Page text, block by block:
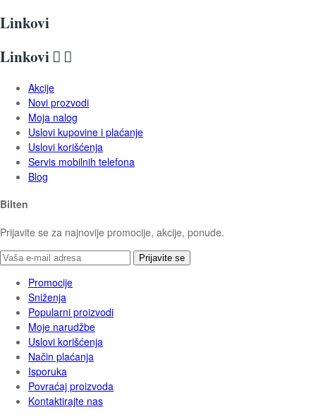
Linkovi
Linkovi  
Akcije
Novi prozvodi
Moja nalog
Uslovi kupovine i plaćanje
Uslovi korišćenja
Servis mobilnih telefona
Blog
Bilten
Prijavite se za najnovije promocije, akcije, ponude.
Prijavite se
Promocije
Sniženja
Popularni proizvodi
Moje narudžbe
Uslovi korišćenja
Način plaćanja
Isporuka
Povraćaj proizvoda
Kontaktirajte nas